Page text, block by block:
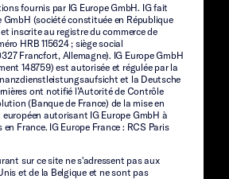
fournis par IG Europe GmbH. IG fait
GmbH (société constituée en République
inscrite au registre du commerce de
HRB 115624 ; siège social
Francfort, Allemagne). IG Europe GmbH
148759) est autorisée et régulée par la
et la Deutsche
ont notifié l’Autorité de Contrôle
(Banque de France) de la mise en
européen autorisant IG Europe GmbH à
en France. IG Europe France : RCS Paris
sur ce site ne s'adressent pas aux
et de la Belgique et ne sont pas